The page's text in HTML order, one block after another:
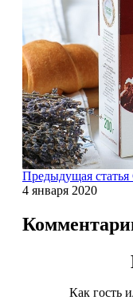
Адаптогены и Ноотропы
Магний + В6
Волосы и кожа
Здоровая печень
Здоровье костей
Предыдущая статья
4 января 2020
Как гость